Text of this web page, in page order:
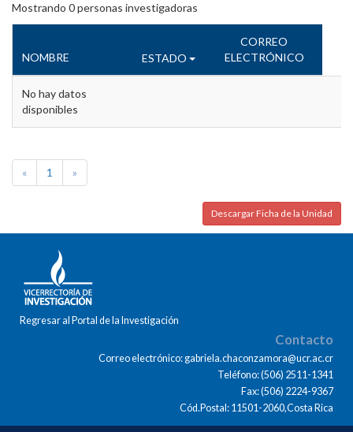
Mostrando 0personas investigadoras
NOMBRE ESTADO
CORREO
ELECTRÓNICO
No hay datos
disponibles
« 1 »
Descargar Ficha de la Unidad
Regresar al Portal de la Investigación
Contacto
Correo electrónico: gabriela.chaconzamora@ucr.ac.cr
Teléfono: (506) 2511-1341
Fax: (506) 2224-9367
Cód.Postal: 11501-2060,Costa Rica